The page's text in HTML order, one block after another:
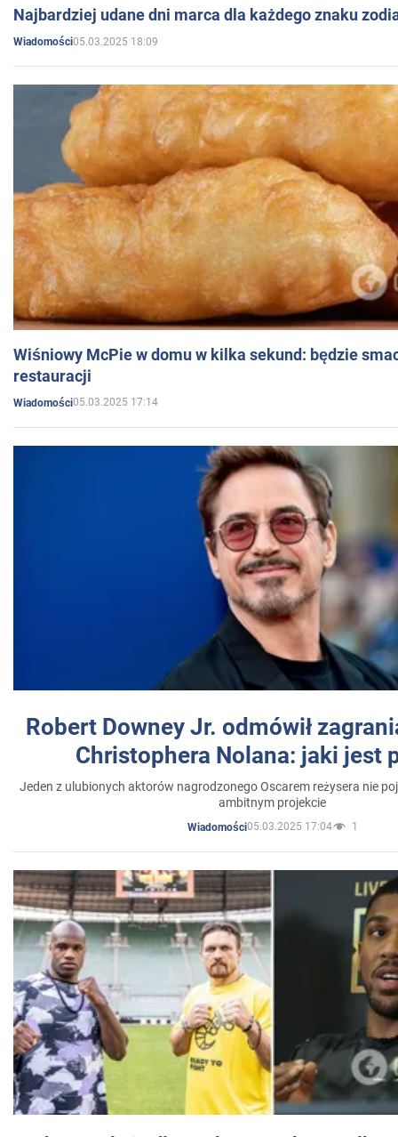
Najbardziej udane dni marca dla każdego znaku
Wiadomości05.03.2025 18:09
Wiśniowy McPie w domu w kilka sekund: będzie
restauracji
Wiadomości05.03.2025 17:14
Robert Downey Jr. odmówił
Christophera Nolana: jaki jest
Jeden z ulubionych aktorów nagrodzonego Oscarem reżysera nie
ambitnym projekcie
Wiadomości05.03.2025 17:04 1